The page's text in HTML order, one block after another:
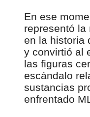
En ese
representó la
en la historia
y convirtió al
las figuras
escándalo
sustancias
enfrentado